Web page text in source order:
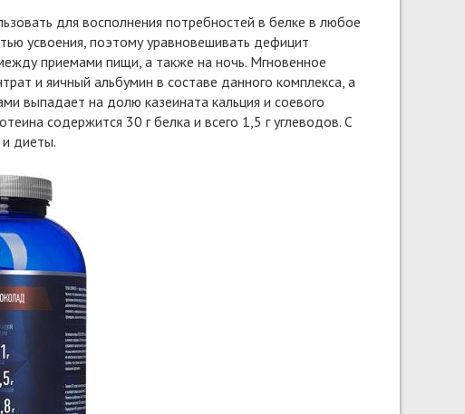
для восполнения потребностей в белке в любое
усвоения, поэтому уравновешивать дефицит
приемами пищи, а также на ночь. Мгновенное
и яичный альбумин в составе данного комплекса, а
выпадает на долю казеината кальция и соевого
содержится 30 г белка и всего 1,5 г углеводов. С
и диеты.